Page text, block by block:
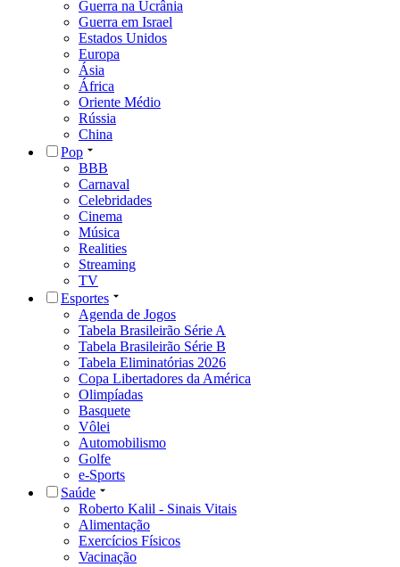
Guerra na Ucrânia
Guerra em Israel
Estados Unidos
Europa
Ásia
África
Oriente Médio
Rússia
China
Pop
BBB
Carnaval
Celebridades
Cinema
Música
Realities
Streaming
TV
Esportes
Agenda de Jogos
Tabela Brasileirão Série A
Tabela Brasileirão Série B
Tabela Eliminatórias 2026
Copa Libertadores da América
Olimpíadas
Basquete
Vôlei
Automobilismo
Golfe
e-Sports
Saúde
Roberto Kalil - Sinais Vitais
Alimentação
Exercícios Físicos
Vacinação